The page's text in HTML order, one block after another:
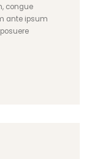
congue
ante ipsum